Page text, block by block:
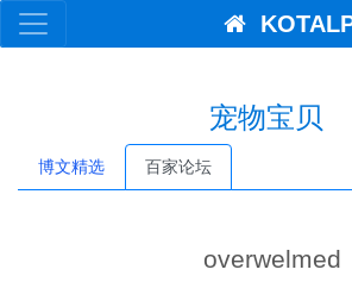
宠物宝贝
博文精选 百家论坛
overwelmed